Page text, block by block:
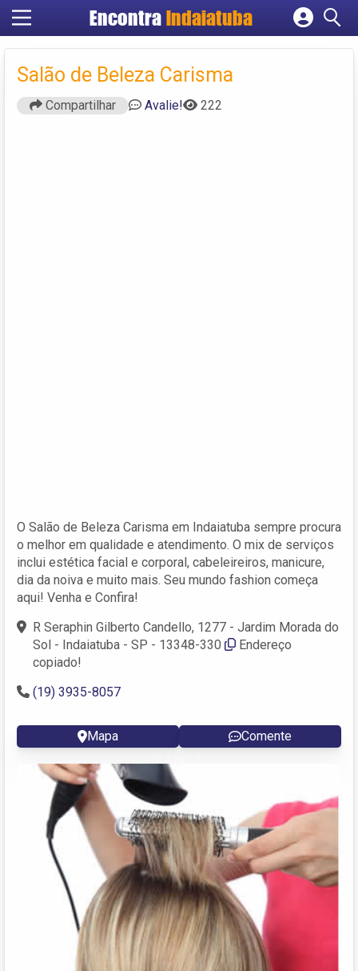
Encontra Indaiatuba
Cadastrar empresa
Criar conta
Salão de Beleza Carisma
Compartilhar Avalie! 222
O Salão de Beleza Carisma em Indaiatuba sempre procura
o melhor em qualidade e atendimento. O mix de serviços
inclui estética facial e corporal, cabeleireiros, manicure,
dia da noiva e muito mais. Seu mundo fashion começa
aqui! Venha e Confira!
R Seraphin Gilberto Candello, 1277 - Jardim Morada do
Sol - Indaiatuba - SP - 13348-330
Endereço
copiado!
(19) 3935-8057
Mapa Comente